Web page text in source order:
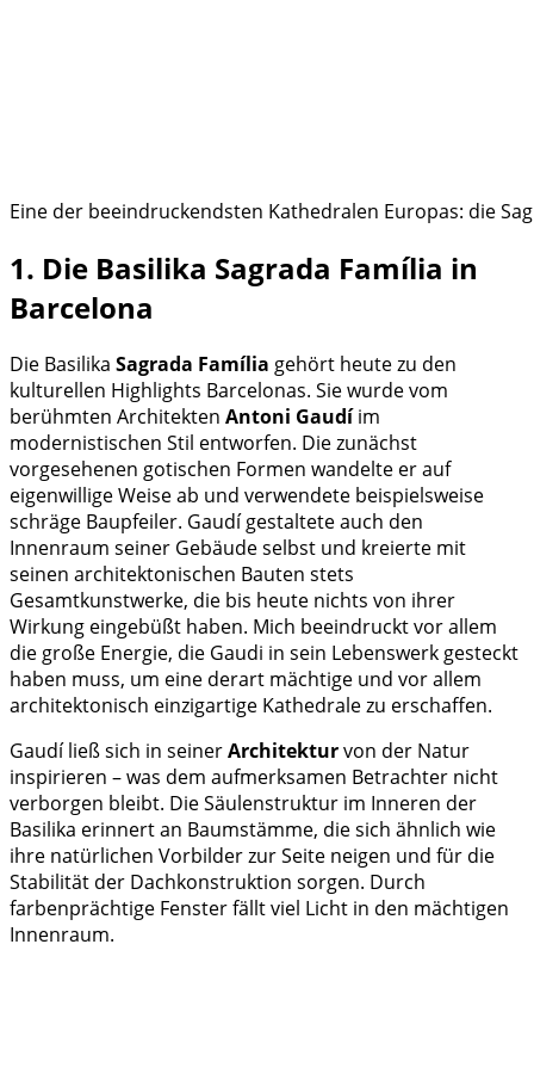
Eine der beeindruckendsten Kathedralen Europas: die
1. Die Basilika Sagrada Família in
Barcelona
Die Basilika Sagrada Família gehört heute zu den
kulturellen Highlights Barcelonas. Sie wurde vom
berühmten Architekten Antoni Gaudíim
modernistischen Stil entworfen. Die zunächst
vorgesehenen gotischen Formen wandelte er auf
eigenwillige Weise ab und verwendete beispielsweise
schräge Baupfeiler. Gaudí gestaltete auch den
Innenraum seiner Gebäude selbst und kreierte mit
seinen architektonischen Bauten stets
Gesamtkunstwerke, die bis heute nichts von ihrer
Wirkung eingebüßt haben. Mich beeindruckt vor allem
die große Energie, die Gaudi in sein Lebenswerk gesteckt
haben muss, um eine derart mächtige und vor allem
architektonisch einzigartige Kathedrale zu erschaffen.
Gaudí ließ sich in seinerArchitekturvon der Natur
inspirieren – was dem aufmerksamen Betrachter nicht
verborgen bleibt. Die Säulenstruktur im Inneren der
Basilika erinnert an Baumstämme, die sich ähnlich wie
ihre natürlichen Vorbilder zur Seite neigen und für die
Stabilität der Dachkonstruktion sorgen. Durch
farbenprächtige Fenster fällt viel Licht in den mächtigen
Innenraum.